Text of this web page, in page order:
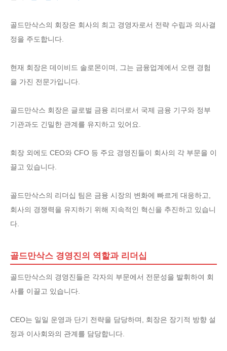
골드만삭스의 회장은 회사의 최고 경영자로서 전략 수립과 의사결
정을 주도합니다.
현재 회장은 데이비드 솔로몬이며, 그는 금융업계에서 오랜 경험
을 가진 전문가입니다.
골드만삭스 회장은 글로벌 금융 리더로서 국제 금융 기구와 정부
기관과도 긴밀한 관계를 유지하고 있어요.
회장 외에도 CEO와 CFO 등 주요 경영진들이 회사의 각 부문을 이
끌고 있습니다.
골드만삭스의 리더십 팀은 금융 시장의 변화에 빠르게 대응하고,
회사의 경쟁력을 유지하기 위해 지속적인 혁신을 추진하고 있습니
다.
골드만삭스 경영진의 역할과 리더십
골드만삭스의 경영진들은 각자의 부문에서 전문성을 발휘하여 회
사를 이끌고 있습니다.
CEO는 일일 운영과 단기 전략을 담당하며, 회장은 장기적 방향 설
정과 이사회와의 관계를 담당합니다.